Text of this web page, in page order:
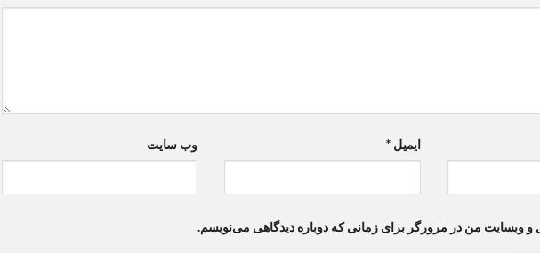
ایمیل * وب‌ سایت
و وبسایت من در مرورگر برای زمانی که دوباره دیدگاهی می‌نویسم.